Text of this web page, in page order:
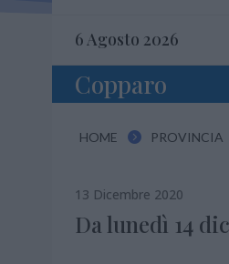
6 Agosto 2026
Copparo
HOME  PROVINCIA
13 Dicembre 2020
Da lunedì 14